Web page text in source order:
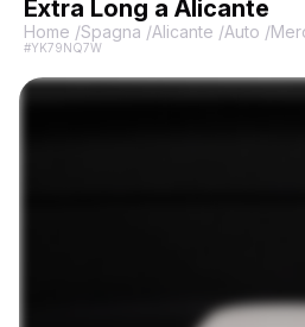
Extra Long a Alicante
Home /Spagna /Alicante /Auto /
#YK79NQ7W